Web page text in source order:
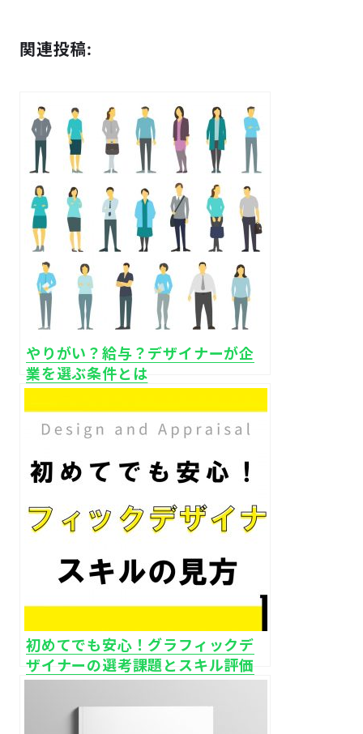
関連投稿:
やりがい？給与？デザイナーが企
業を選ぶ条件とは
初めてでも安心！グラフィックデ
ザイナーの選考課題とスキル評価